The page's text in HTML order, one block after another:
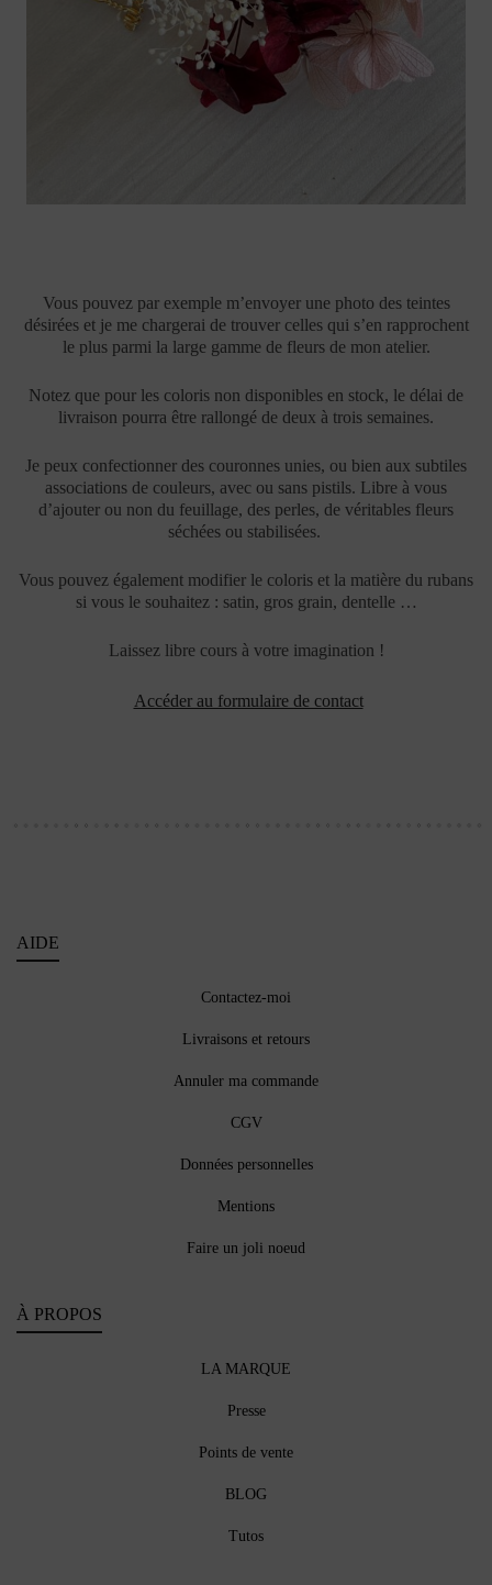
Vous pouvez par exemple m’envoyer une photo des teintes
désirées et je me chargerai de trouver celles qui s’en rapprochent
le plus parmi la large gamme de fleurs de mon atelier.
Notez que pour les coloris non disponibles en stock, le délai de
livraison pourra être rallongé de deux à trois semaines.
Je peux confectionner des couronnes unies, ou bien aux subtiles
associations de couleurs, avec ou sans pistils. Libre à vous
d’ajouter ou non du feuillage, des perles, de véritables fleurs
séchées ou stabilisées.
Vous pouvez également modifier le coloris et la matière du rubans
si vous le souhaitez : satin, gros grain, dentelle …
Laissez libre cours à votre imagination !
Accéder au formulaire de contact
AIDE
Contactez-moi
Livraisons et retours
Annuler ma commande
CGV
Données personnelles
Mentions
Faire un joli noeud
À PROPOS
LA MARQUE
Presse
Points de vente
BLOG
Tutos